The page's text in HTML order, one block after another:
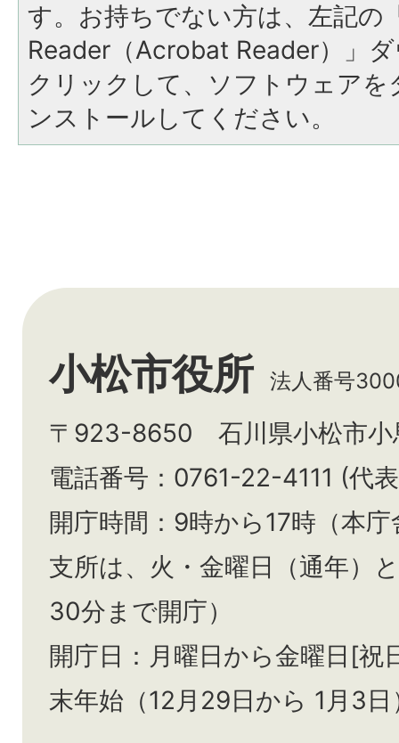
す。お持ちでない方は、左記の
Reader（Acrobat Reader）」
クリックして、ソフトウェア
ンストールしてください。
小松市役所 法人番号
〒923-8650 石川県小松市小
電話番号：0761-22-4111 (代
開庁時間：9時から17時（本
支所は、火・金曜日（通年）と
30分まで開庁）
開庁日：月曜日から金曜日[祝
末年始（12月29日から 1月3